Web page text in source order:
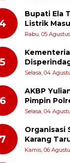
Ibadah
Bupati Ela
Listrik
Harja,
Rabu, 05
5
Pabrik
Langkah
Selasa, 04
6
AKBP
Pimpin
Timur,
Patmawati
Selasa, 04
7
Organisasi
Karang
Provinsi
Kamis, 06